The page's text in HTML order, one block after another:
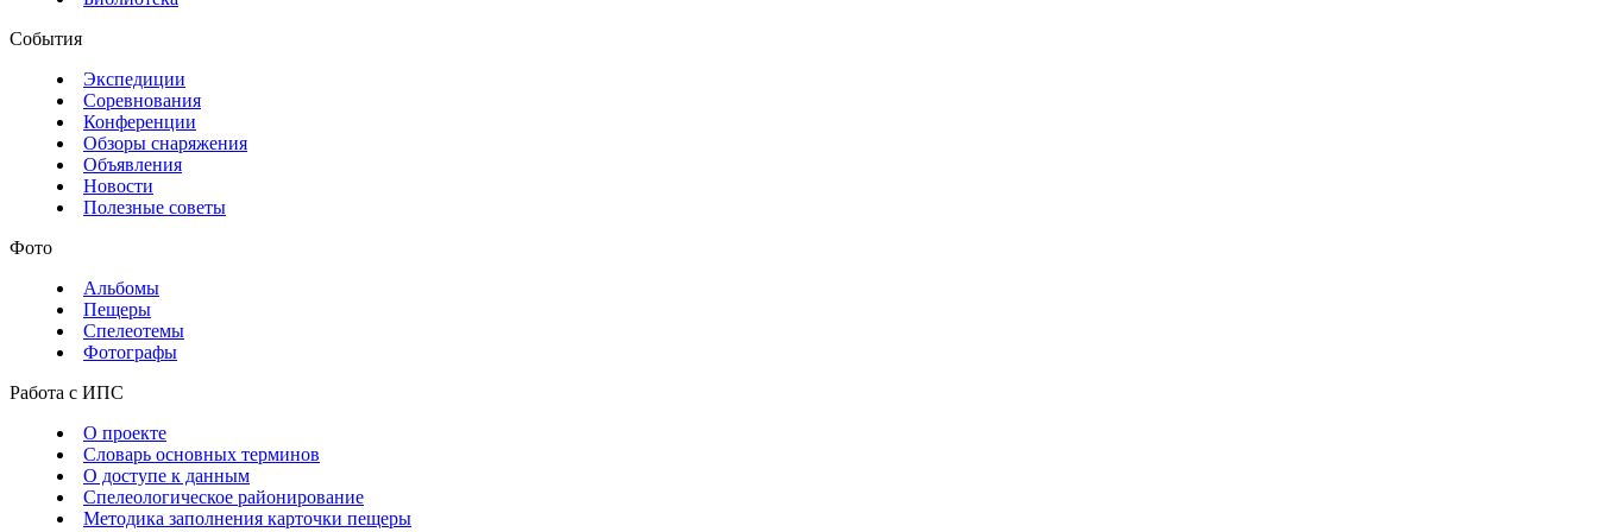
События
Экспедиции
Соревнования
Конференции
Обзоры снаряжения
Объявления
Новости
Полезные советы
Фото
Альбомы
Пещеры
Спелеотемы
Фотографы
Работа с ИПС
О проекте
Словарь основных терминов
О доступе к данным
Спелеологическое районирование
Методика заполнения карточки пещеры